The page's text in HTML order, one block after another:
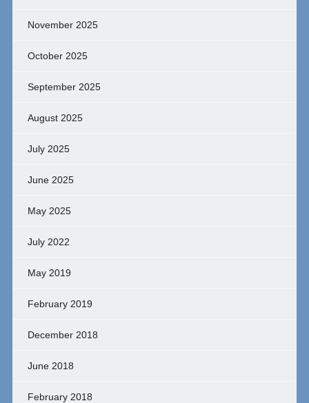
November 2025
October 2025
September 2025
August 2025
July 2025
June 2025
May 2025
July 2022
May 2019
February 2019
December 2018
June 2018
February 2018